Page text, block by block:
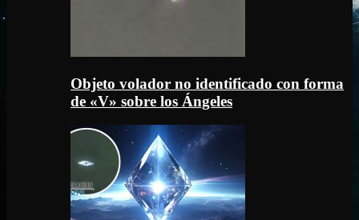
Objeto volador no identificado con forma
de «V» sobre los Ángeles